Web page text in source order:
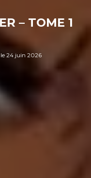
– TOME 1
le 24 juin 2026